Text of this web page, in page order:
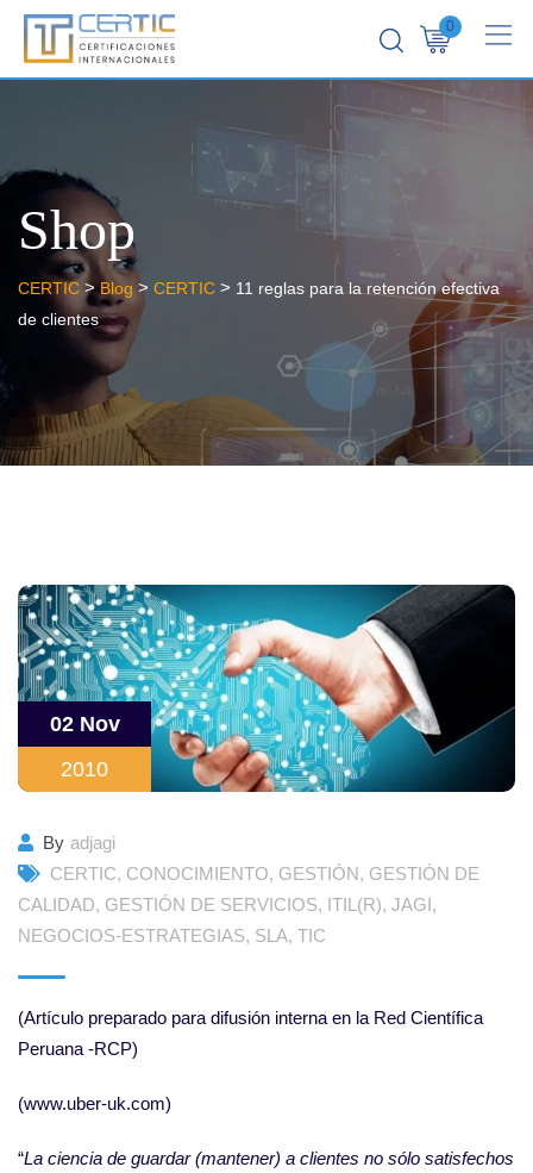
0
Shop
CERTIC >Blog > CERTIC > 11 reglas para la retención efectiva
de clientes
02 Nov
2010
By adjagi
CERTIC, CONOCIMIENTO, GESTIÓN, GESTIÓN DE
CALIDAD, GESTIÓN DE SERVICIOS, ITIL(R), JAGI,
NEGOCIOS-ESTRATEGIAS, SLA, TIC
(Artículo preparado para difusión interna en la Red Científica
Peruana -RCP)
(www.uber-uk.com)
“La ciencia de guardar (mantener) a clientes no sólo satisfechos